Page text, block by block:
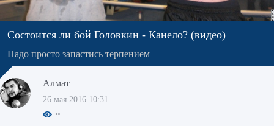
Состоится ли бой Головкин - Канело? (видео)
Надо просто запастись терпением
Алмат
26 мая 2016 10:31